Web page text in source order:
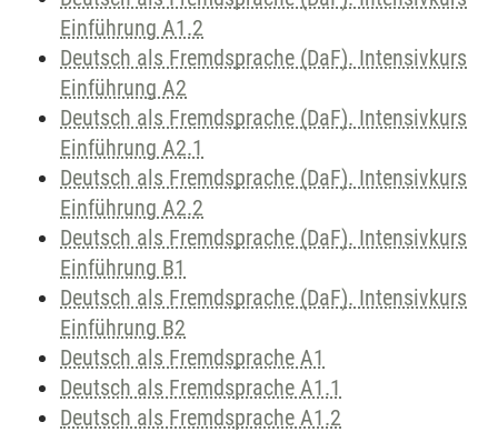
Einführung A1.2
Deutsch als Fremdsprache (DaF). Intensivkurs
Einführung A2
Deutsch als Fremdsprache (DaF). Intensivkurs
Einführung A2.1
Deutsch als Fremdsprache (DaF). Intensivkurs
Einführung A2.2
Deutsch als Fremdsprache (DaF). Intensivkurs
Einführung B1
Deutsch als Fremdsprache (DaF). Intensivkurs
Einführung B2
Deutsch als Fremdsprache A1
Deutsch als Fremdsprache A1.1
Deutsch als Fremdsprache A1.2